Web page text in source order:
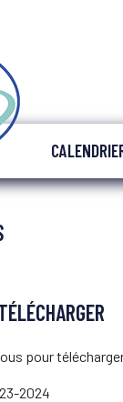
pour
2024